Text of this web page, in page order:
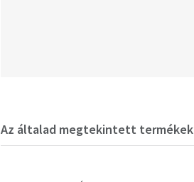
Az általad megtekintett termékek